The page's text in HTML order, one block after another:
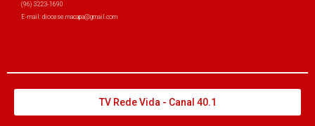
(96) 3223-1690
E-mail: diocese.macapa@gmail.com
TV Rede Vida - Canal 40.1